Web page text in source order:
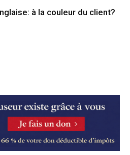
à la couleur du client?